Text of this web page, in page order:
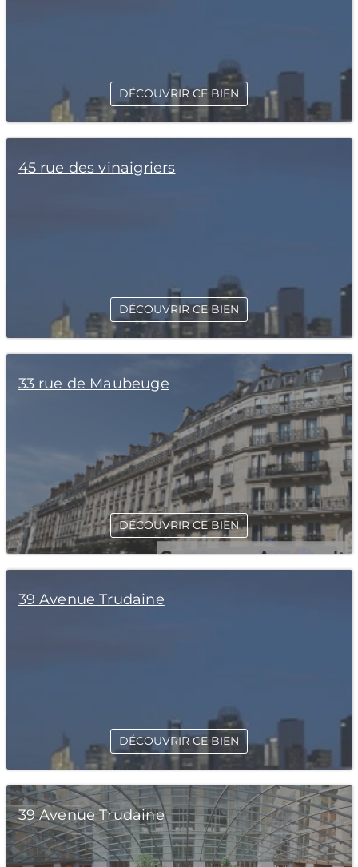
DÉCOUVRIR CE BIEN
45 rue des vinaigriers
DÉCOUVRIR CE BIEN
33 rue de Maubeuge
DÉCOUVRIR CE BIEN
39 Avenue Trudaine
DÉCOUVRIR CE BIEN
39 Avenue Trudaine